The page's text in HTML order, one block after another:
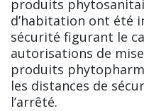
produits
d’habitation ont été
sécurité figurant le
autorisations de
produits
les distances de
l’arrêté.